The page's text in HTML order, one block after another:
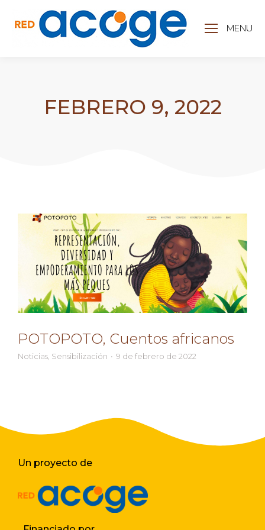
MENU
FEBRERO 9, 2022
POTOPOTO, Cuentos africanos
Noticias, Sensibilización 9 de febrero de 2022
Un proyecto de